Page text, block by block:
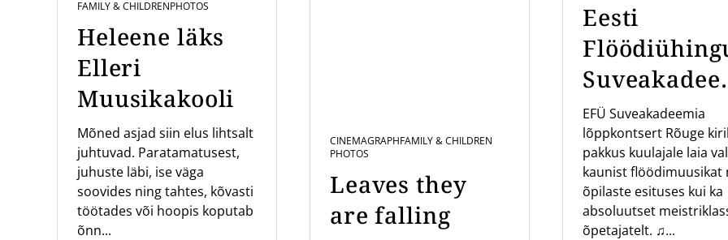
FAMILY & CHILDRENPHOTOS
Heleene läks
Elleri
Muusikakooli
Mõned asjad siin elus lihtsalt
juhtuvad. Paratamatusest,
juhuste läbi, ise väga
soovides ning tahtes, kõvasti
töötades või hoopis koputab
õnn...
CINEMAGRAPHFAMILY & CHILDREN
PHOTOS
Leaves they
are falling
Eesti
a kontsert
Rõuge
EFÜ Suveakadeemia
lõppkontsert Rõuge
pakkus kuulajale laia
kaunist flöödimuusikat
õpilaste esituses kui ka
absoluutset
õpetajatelt. ♫...